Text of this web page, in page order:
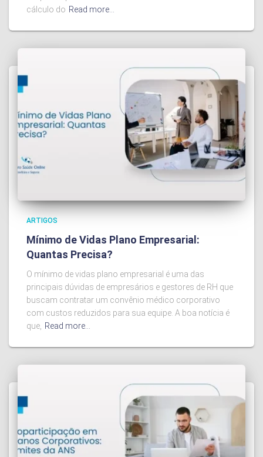
cálculo do Read more…
ARTIGOS
Mínimo de Vidas Plano Empresarial:
Quantas Precisa?
O mínimo de vidas plano empresarial é uma das
principais dúvidas de empresários e gestores de RH que
buscam contratar um convênio médico corporativo
com custos reduzidos para sua equipe. A boa notícia é
que, Read more…